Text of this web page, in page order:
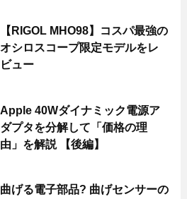
【RIGOL MHO98】コスパ最強の
オシロスコープ限定モデルをレ
ビュー
Apple 40Wダイナミック電源ア
ダプタを分解して「価格の理
由」を解説 【後編】
曲げる電子部品? 曲げセンサーの